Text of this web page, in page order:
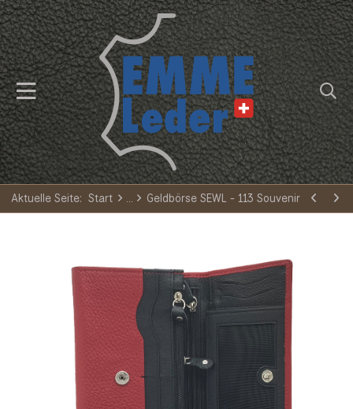
Aktuelle Seite: Start Geldbörse SEWL - 113 Souvenir